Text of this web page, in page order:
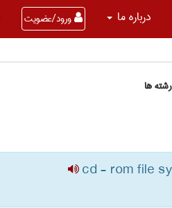
درباره ما ورود/عضویت
ها
cd - rom file